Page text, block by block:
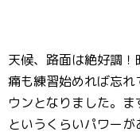
天候、路面は絶好調
痛も練習始めれば忘
ウンとなりました。
というくらいパワー